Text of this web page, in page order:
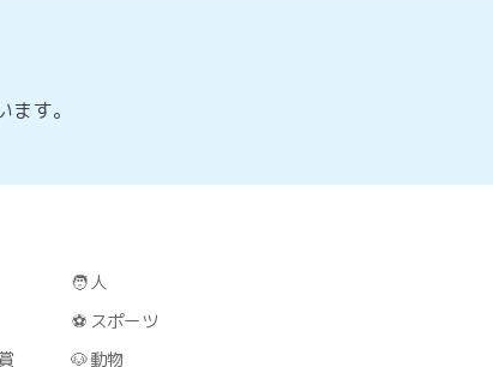
す。
🧑人
⚽ スポーツ
🐶動物